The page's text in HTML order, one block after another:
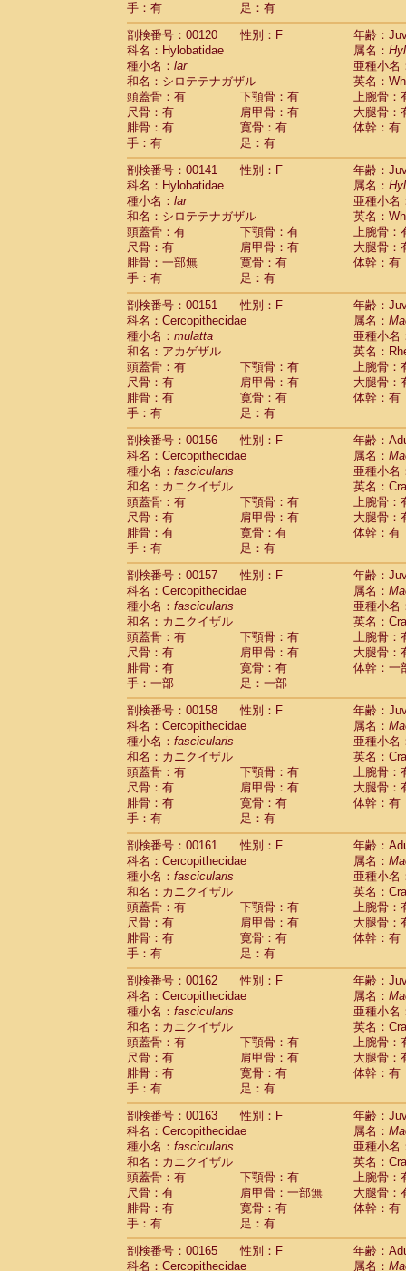
手：有
足：有
剖検番号：00120
性別：F
年齢：
科名：Hylobatidae
属名：
種小名： lar
亜種小名
和名：シロテテナガザル
英名：
頭蓋骨：有
下顎骨：有
上腕骨：
尺骨：有
肩甲骨：有
大腿骨：
腓骨：有
寛骨：有
体幹：有
手：有
足：有
剖検番号：00141
性別：F
年齢：
科名：Hylobatidae
属名：
種小名： lar
亜種小名
和名：シロテテナガザル
英名：
頭蓋骨：有
下顎骨：有
上腕骨：
尺骨：有
肩甲骨：有
大腿骨：
腓骨：一部無
寛骨：有
体幹：有
手：有
足：有
剖検番号：00151
性別：F
年齢：
科名：Cercopithecidae
属名：
種小名： mulatta
亜種小名
和名：アカゲザル
英名：
頭蓋骨：有
下顎骨：有
上腕骨：
尺骨：有
肩甲骨：有
大腿骨：
腓骨：有
寛骨：有
体幹：有
手：有
足：有
剖検番号：00156
性別：F
年齢：
科名：Cercopithecidae
属名：
種小名： fascicularis
亜種小名
和名：カニクイザル
英名：
頭蓋骨：有
下顎骨：有
上腕骨：
尺骨：有
肩甲骨：有
大腿骨：
腓骨：有
寛骨：有
体幹：有
手：有
足：有
剖検番号：00157
性別：F
年齢：
科名：Cercopithecidae
属名：
種小名： fascicularis
亜種小名
和名：カニクイザル
英名：
頭蓋骨：有
下顎骨：有
上腕骨：
尺骨：有
肩甲骨：有
大腿骨：
腓骨：有
寛骨：有
体幹：一
手：一部
足：一部
剖検番号：00158
性別：F
年齢：
科名：Cercopithecidae
属名：
種小名： fascicularis
亜種小名
和名：カニクイザル
英名：
頭蓋骨：有
下顎骨：有
上腕骨：
尺骨：有
肩甲骨：有
大腿骨：
腓骨：有
寛骨：有
体幹：有
手：有
足：有
剖検番号：00161
性別：F
年齢：
科名：Cercopithecidae
属名：
種小名： fascicularis
亜種小名
和名：カニクイザル
英名：
頭蓋骨：有
下顎骨：有
上腕骨：
尺骨：有
肩甲骨：有
大腿骨：
腓骨：有
寛骨：有
体幹：有
手：有
足：有
剖検番号：00162
性別：F
年齢：
科名：Cercopithecidae
属名：
種小名： fascicularis
亜種小名
和名：カニクイザル
英名：
頭蓋骨：有
下顎骨：有
上腕骨：
尺骨：有
肩甲骨：有
大腿骨：
腓骨：有
寛骨：有
体幹：有
手：有
足：有
剖検番号：00163
性別：F
年齢：
科名：Cercopithecidae
属名：
種小名： fascicularis
亜種小名
和名：カニクイザル
英名：
頭蓋骨：有
下顎骨：有
上腕骨：
尺骨：有
肩甲骨：一部無
大腿骨：
腓骨：有
寛骨：有
体幹：有
手：有
足：有
剖検番号：00165
性別：F
年齢：
科名：Cercopithecidae
属名：